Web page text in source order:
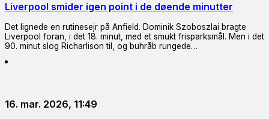
Liverpool smider igen point i de døende minutter
Det lignede en rutinesejr på Anfield. Dominik Szoboszlai bragte
Liverpool foran, i det 18. minut, med et smukt frisparksmål. Men i det
90. minut slog Richarlison til, og buhråb rungede…
16. mar. 2026, 11:49